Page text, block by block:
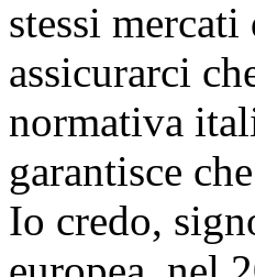
stessi
assicurarci
normativa
garantisce
Io credo,